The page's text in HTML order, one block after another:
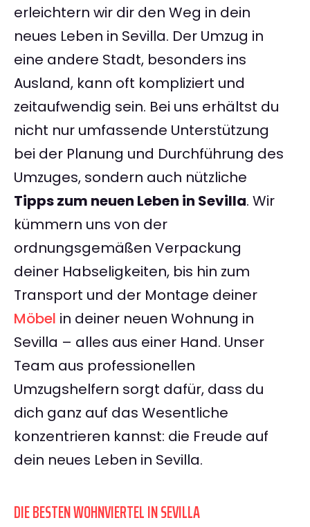
erleichtern wir dir den Weg in dein
neues Leben in Sevilla. Der Umzug in
eine andere Stadt, besonders ins
Ausland, kann oft kompliziert und
zeitaufwendig sein. Bei uns erhältst du
nicht nur umfassende Unterstützung
bei der Planung und Durchführung des
Umzuges, sondern auch nützliche
Tipps zum neuen Leben in Sevilla. Wir
kümmern uns von der
ordnungsgemäßen Verpackung
deiner Habseligkeiten, bis hin zum
Transport und der Montage deiner
Möbel in deiner neuen Wohnung in
Sevilla – alles aus einer Hand. Unser
Team aus professionellen
Umzugshelfern sorgt dafür, dass du
dich ganz auf das Wesentliche
konzentrieren kannst: die Freude auf
dein neues Leben in Sevilla.
DIE BESTEN WOHNVIERTEL IN SEVILLA